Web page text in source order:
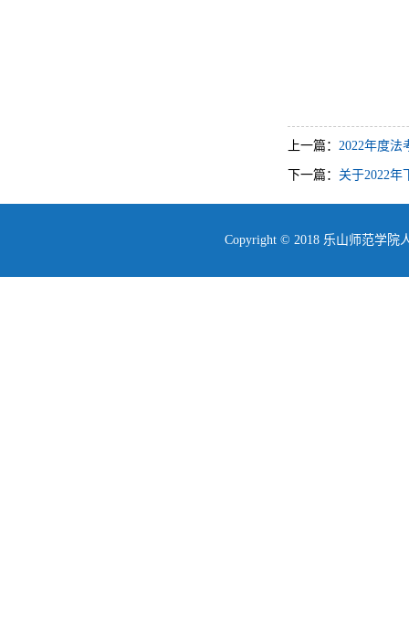
上一篇： 2022年度法
下一篇： 关于2022年
Copyright © 2018 乐山师范学院